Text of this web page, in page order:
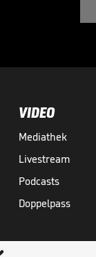
VIDEO
Mediathek
Livestream
Podcasts
Doppelpass